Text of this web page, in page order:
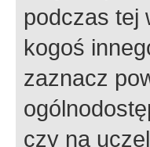
podczas tej
kogoś
zaznacz
czy na